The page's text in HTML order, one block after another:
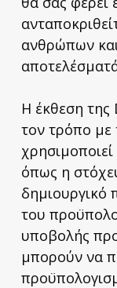
ανθρώπων
Η έκθεση της
τον τρόπο με
όπως η
δημιουργικό
του
υποβολής
μπορούν να